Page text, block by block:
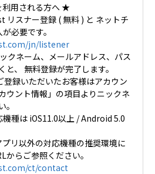
用される方へ ★
リスナー登録 ( 無料 ) と ネットチ
必要です。
jn/listener
クネーム、メールアドレス、パス
、 無料登録が完了します。
録いただいたお客様はアカウン
ウント情報」の項目よりニックネ
種は iOS11.0以上 / Android 5.0
リ以外の対応機種の推奨環境に
からご参照ください。
ct/contact